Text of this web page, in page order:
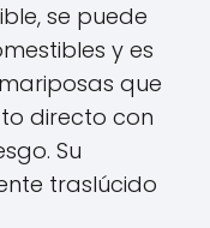
se puede
y es
que
directo con
Su
traslúcido